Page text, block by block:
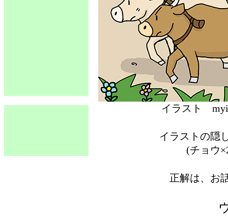
イラスト
イラストの隠
(チョウ
正解は、お